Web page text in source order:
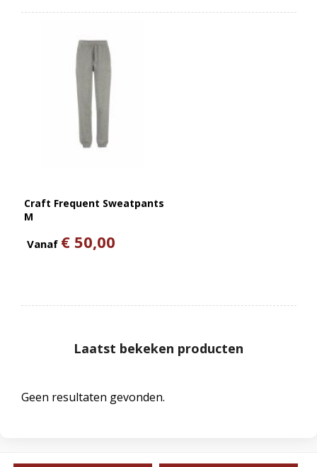
Craft Frequent Sweatpants
M
Vanaf € 50,00
Laatst bekeken producten
Geen resultaten gevonden.